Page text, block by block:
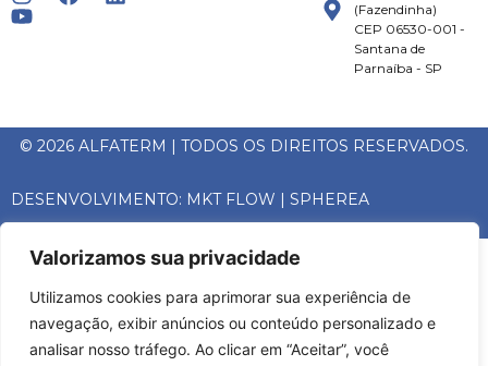
Valorizamos sua privacidade
Utilizamos cookies para aprimorar sua experiência de
navegação, exibir anúncios ou conteúdo personalizado e
analisar nosso tráfego. Ao clicar em “Aceitar”, você
(Fazendinha)
CEP 06530-001 -
Santana de
Parnaíba - SP
© 2026 ALFATERM | TODOS OS DIREITOS RESERVADOS.
DESENVOLVIMENTO: MKT FLOW | SPHEREA